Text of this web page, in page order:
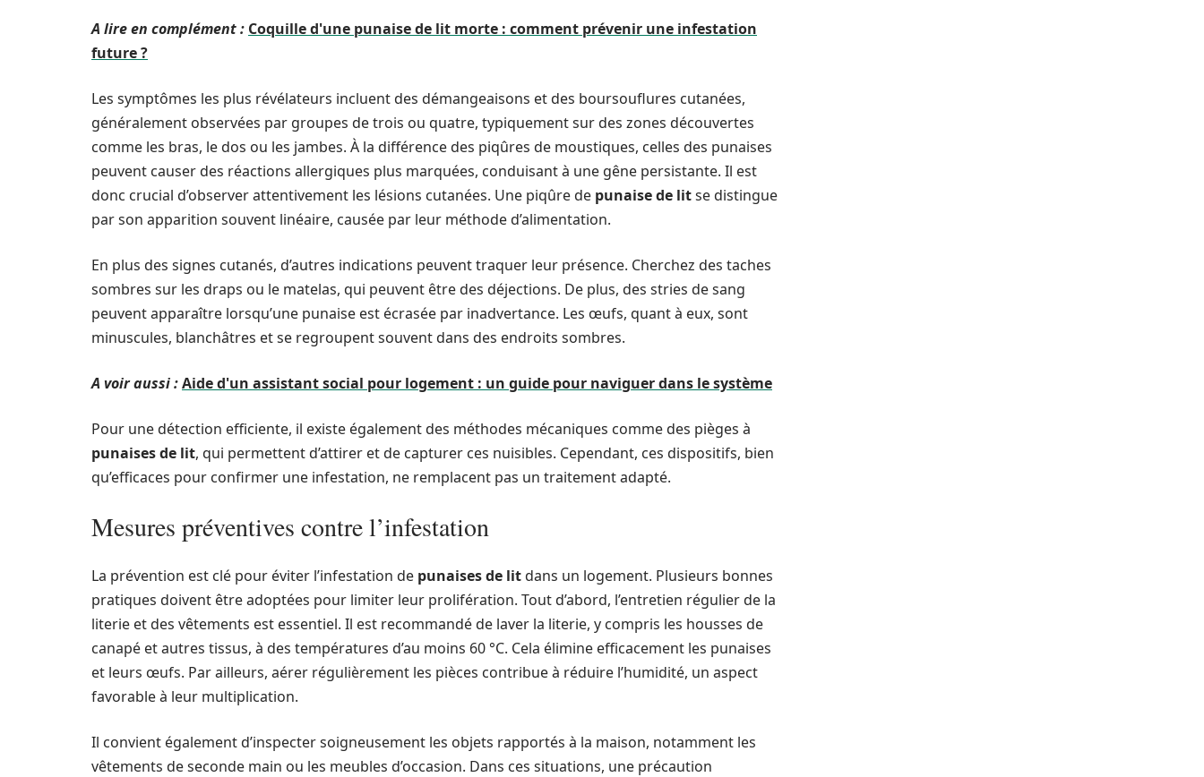
A lire en complément : Coquille d'une punaise de lit morte : comment prévenir une infestation
future ?
Les symptômes les plus révélateurs incluent des démangeaisons et des boursouflures cutanées,
généralement observées par groupes de trois ou quatre, typiquement sur des zones découvertes
comme les bras, le dos ou les jambes. À la différence des piqûres de moustiques, celles des punaises
peuvent causer des réactions allergiques plus marquées, conduisant à une gêne persistante. Il est
donc crucial d’observer attentivement les lésions cutanées. Une piqûre de punaise de litse distingue
par son apparition souvent linéaire, causée par leur méthode d’alimentation.
En plus des signes cutanés, d’autres indications peuvent traquer leur présence. Cherchez des taches
sombres sur les draps ou le matelas, qui peuvent être des déjections. De plus, des stries de sang
peuvent apparaître lorsqu’une punaise est écrasée par inadvertance. Les œufs, quant à eux, sont
minuscules, blanchâtres et se regroupent souvent dans des endroits sombres.
A voir aussi :Aide d'un assistant social pour logement : un guide pour naviguer dans le système
Pour une détection efficiente, il existe également des méthodes mécaniques comme des pièges à
punaises de lit, qui permettent d’attirer et de capturer ces nuisibles. Cependant, ces dispositifs, bien
qu’efficaces pour confirmer une infestation, ne remplacent pas un traitement adapté.
Mesures préventives contre l’infestation
La prévention est clé pour éviter l’infestation de punaises de litdans un logement. Plusieurs bonnes
pratiques doivent être adoptées pour limiter leur prolifération. Tout d’abord, l’entretien régulier de la
literie et des vêtements est essentiel. Il est recommandé de laver la literie, y compris les housses de
canapé et autres tissus, à des températures d’au moins 60 °C. Cela élimine efficacement les punaises
et leurs œufs. Par ailleurs, aérer régulièrement les pièces contribue à réduire l’humidité, un aspect
favorable à leur multiplication.
Il convient également d’inspecter soigneusement les objets rapportés à la maison, notamment les
vêtements de seconde main ou les meubles d’occasion. Dans ces situations, une précaution